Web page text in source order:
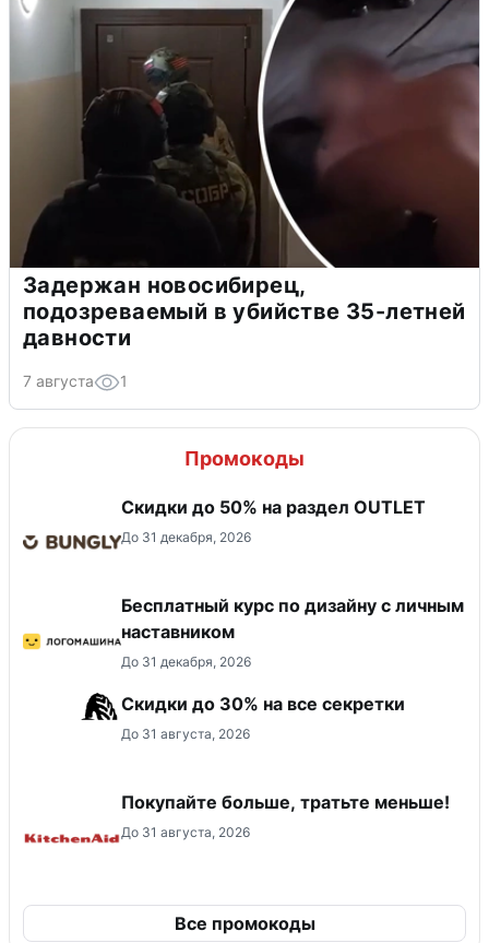
Задержан новосибирец,
подозреваемый в убийстве 35-летней
давности
7 августа 1
Промокоды
Скидки до 50% на раздел OUTLET
До 31 декабря, 2026
Бесплатный курс по дизайну с личным
наставником
До 31 декабря, 2026
Скидки до 30% на все секретки
До 31 августа, 2026
Покупайте больше, тратьте меньше!
До 31 августа, 2026
Все промокоды